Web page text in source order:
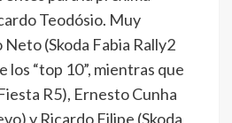
Teodósio. Muy
(Skoda Fabia Rally2
“top 10”, mientras que
R5), Ernesto Cunha
y Ricardo Filipe (Skoda